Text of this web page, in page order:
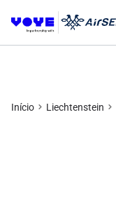
Início Liechtenstein